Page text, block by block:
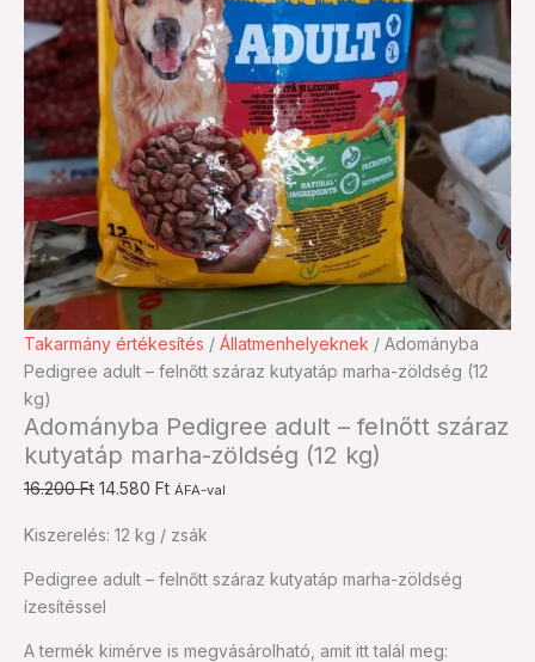
Takarmány értékesítés / Állatmenhelyeknek / Adományba
Pedigree adult – felnőtt száraz kutyatáp marha-zöldség (12
kg)
Adományba Pedigree adult – felnőtt száraz
kutyatáp marha-zöldség (12 kg)
16.200Ft
Original
price
16.200 Ft.
14.580 Ft
Current
price
14.580 Ft.
ÁFA-val
Kiszerelés: 12 kg / zsák
Pedigree adult – felnőtt száraz kutyatáp marha-zöldség
ízesítéssel
A termék kimérve is megvásárolható, amit itt talál meg:
Adományba
Pedigree
adult
-
felnőtt
száraz
marha-
(12
kg)
mennyiség